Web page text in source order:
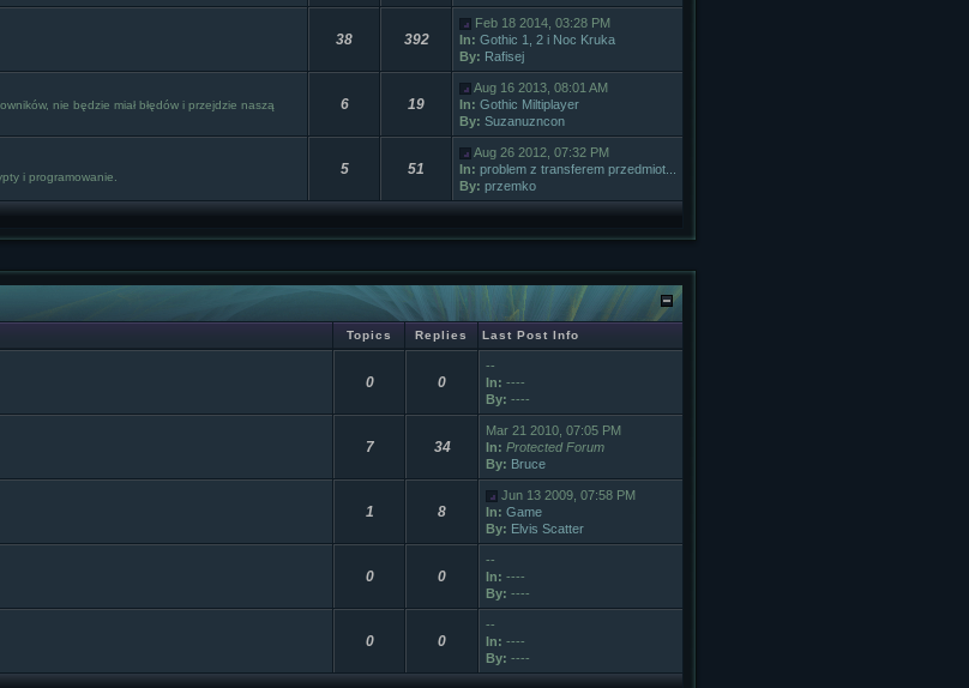
38 392
Feb 18 2014, 03:28 PM
In: Gothic 1, 2 i Noc Kruka
By: Rafisej
nie będzie miał błędów i przejdzie naszą
6 19
Aug 16 2013, 08:01 AM
In: Gothic Miltiplayer
By: Suzanuzncon
i programowanie. 5 51
Aug 26 2012, 07:32 PM
In: problem z transferem przedmiot...
By: przemko
Topics Replies Last Post Info
0 0
--
In: ----
By: ----
7 34
Mar 21 2010, 07:05 PM
In: Protected Forum
By: Bruce
1 8
Jun 13 2009, 07:58 PM
In: Game
By: Elvis Scatter
0 0
--
In: ----
By: ----
0 0
--
In: ----
By: ----